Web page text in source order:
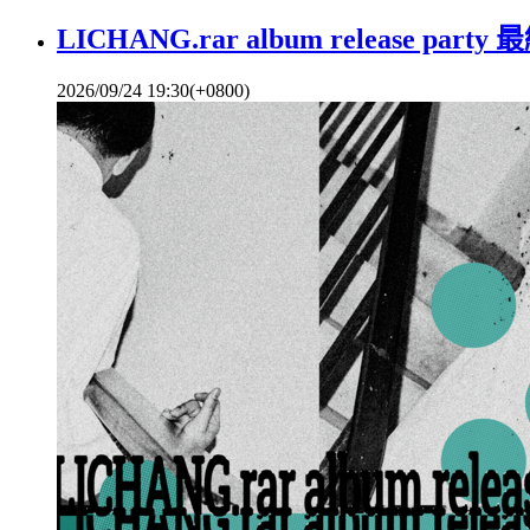
LICHANG.rar album release party 最
2026/09/24 19:30(+0800)